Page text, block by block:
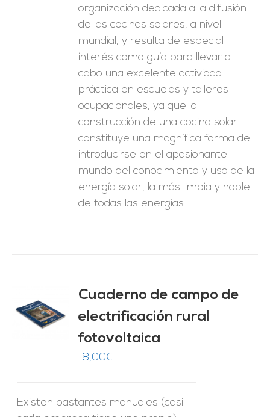
organización dedicada a la difusión
de las cocinas solares, a nivel
mundial, y resulta de especial
interés como guía para llevar a
cabo una excelente actividad
práctica en escuelas y talleres
ocupacionales, ya que la
construcción de una cocina solar
constituye una magnífica forma de
introducirse en el apasionante
mundo del conocimiento y uso de la
energía solar, la más limpia y noble
de todas las energías.
Cuaderno de campo de
electrificación rural
fotovoltaica
18,00€
Existen bastantes manuales (casi